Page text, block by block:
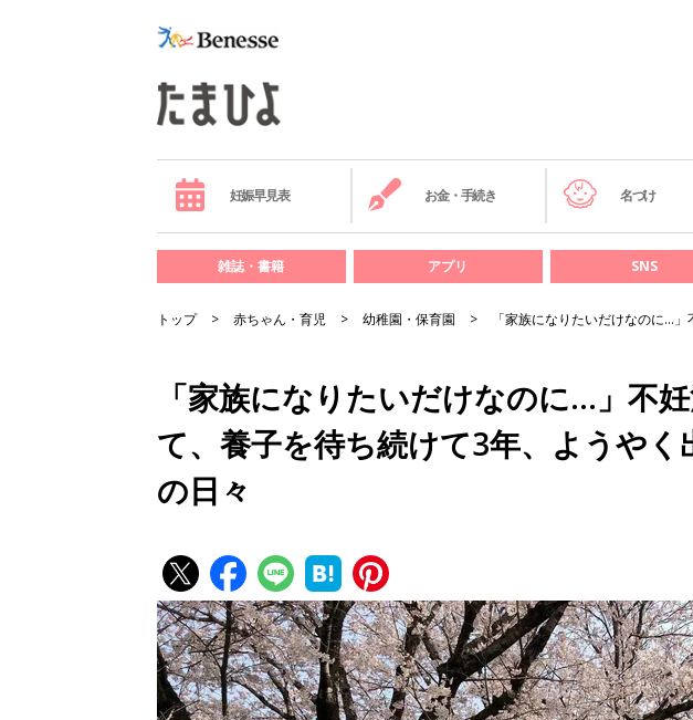
妊娠早見表 お金・手続き 名づけ
雑誌・書籍 アプリ SNS
トップ 赤ちゃん・育児 幼稚園・保育園 「家族になりたいだけなのに…
「家族になりたいだけなのに…」不
て、養子を待ち続けて3年、ようやく
の日々